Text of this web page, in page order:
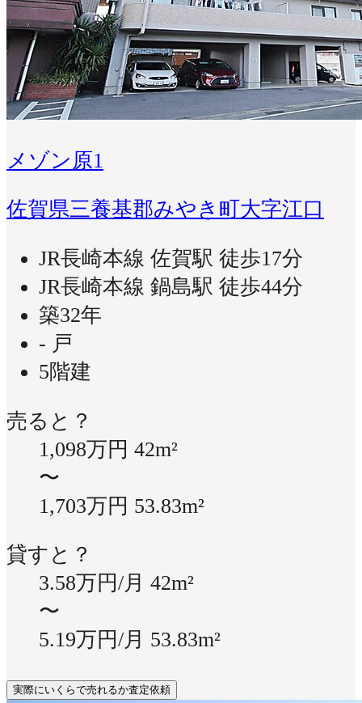
メゾン原1
佐賀県三養基郡みやき町大字江口
JR長崎本線 佐賀駅 徒歩17分
JR長崎本線 鍋島駅 徒歩44分
築32年
- 戸
5階建
売ると？
1,098万円 42m²
〜
1,703万円 53.83m²
貸すと？
3.58万円/月 42m²
〜
5.19万円/月 53.83m²
実際にいくらで売れるか査定依頼